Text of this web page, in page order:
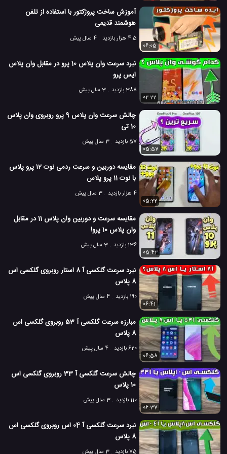
# تست سرعت موبایل # گلکسی A71 # گلکسی S9 پلاس
# گوشی گلکسی A71 سامسونگ مقایسه سرعت گوشی همراه
# مقایسه سرعت موبایل
8.3 هزار بازدید
6 سال پیش تکنولوژی موبایل ویدئو ویدئو های
آموزش ساخت پروژکتور با استفاده از تلفن
هوشمند قدیمی
4.5 هزار بازدید
4 سال پیش
06:05
نبرد سرعت وان پلاس 10 پرو در مقابل وان پلاس
ایس پرو
388 بازدید
3 سال پیش
02:22
چالش سرعت وان پلاس 9 پرو روبروی وان پلاس
10 تی
57 بازدید
3 سال پیش
05:57
مقایسه دوربین و سرعت ردمی نوت 12 پرو پلاس
با نوت 11 پرو پلاس
4 هزار بازدید
3 سال پیش
05:22
مقایسه سرعت و دوربین وان پلاس 11 در مقابل
وان پلاس 10 پرو!
136 بازدید
3 سال پیش
05:42
نبرد سرعت گلکسی آ 8 استار روبروی گلکسی اس
8 پلاس
190 بازدید
4 سال پیش
06:41
مبارزه سرعت گلکسی آ 53 روبروی گلکسی اس
8 پلاس
620 بازدید
4 سال پیش
06:58
چالش سرعت گلکسی آ 33 روبروی گلکسی اس
10 پلاس
110 بازدید
3 سال پیش
06:37
نبرد سرعت گلکسی آ 04 اس روبروی گلکسی اس
8 پلاس
75 بازدید 3 سال پیش